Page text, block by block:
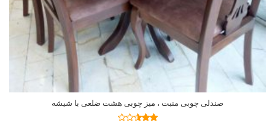
صندلی چوبی منبت ، میز چوبی هشت ضلعی با شیشه